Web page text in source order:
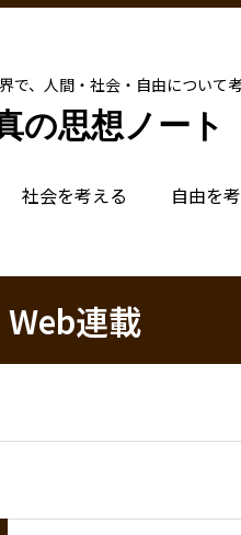
で、人間・社会・自由について
の思想ノート
社会を考える 自由を
Web連載